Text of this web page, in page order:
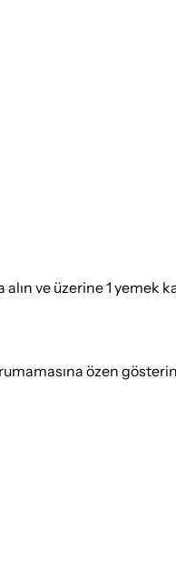
ve üzerine 1 yemek
özen